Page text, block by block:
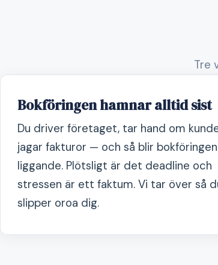
Tre
Bokföringen hamnar alltid sist
Du driver företaget, tar hand om
jagar fakturor — och så blir bokföringen
liggande. Plötsligt är det deadline och
stressen är ett faktum. Vi tar över så
slipper oroa dig.